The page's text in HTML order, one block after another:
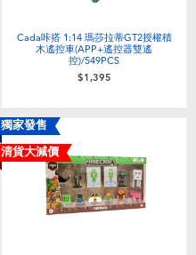
Cada咔搭 1:14 瑪莎拉蒂GT2授權積
木遙控車(APP+遙控器雙遙
控)/549PCS
$1,395
獨家發售
清貨大減價